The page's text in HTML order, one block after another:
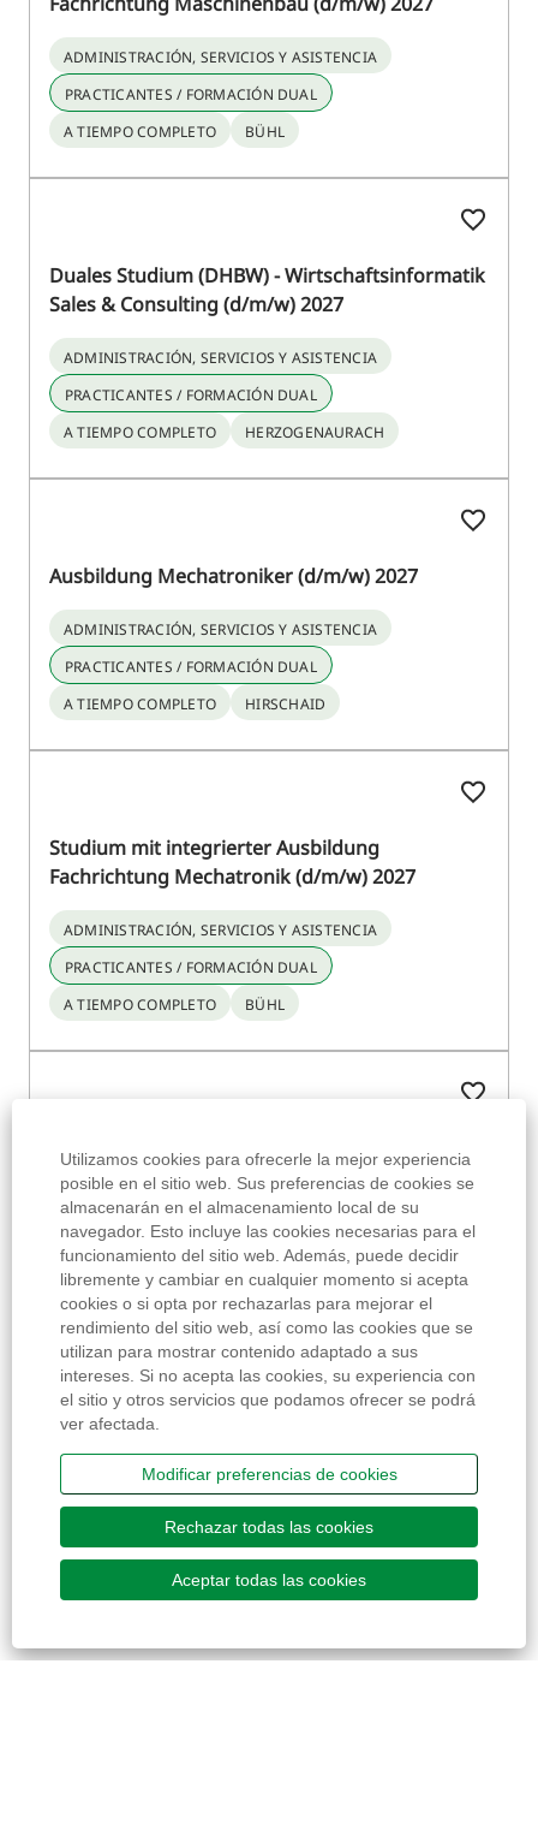
Utilizamos cookies para ofrecerle la mejor experiencia
posible en el sitio web. Sus preferencias de cookies se
almacenarán en el almacenamiento local de su
navegador. Esto incluye las cookies necesarias para el
funcionamiento del sitio web. Además, puede decidir
libremente y cambiar en cualquier momento si acepta
cookies o si opta por rechazarlas para mejorar el
rendimiento del sitio web, así como las cookies que se
utilizan para mostrar contenido adaptado a sus
intereses. Si no acepta las cookies, su experiencia con
el sitio y otros servicios que podamos ofrecer se podrá
ver afectada.
Modificar preferencias de cookies
Rechazar todas las cookies
Aceptar todas las cookies